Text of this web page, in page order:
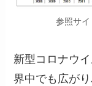
参照サイ
新型コロナウ
界中でも広が